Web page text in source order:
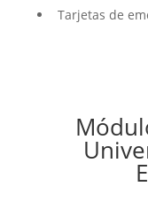
Tarjetas de